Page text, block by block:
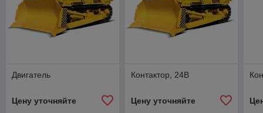
Двигатель
Цену уточняйте
Контактор, 24В
Цену уточняйте